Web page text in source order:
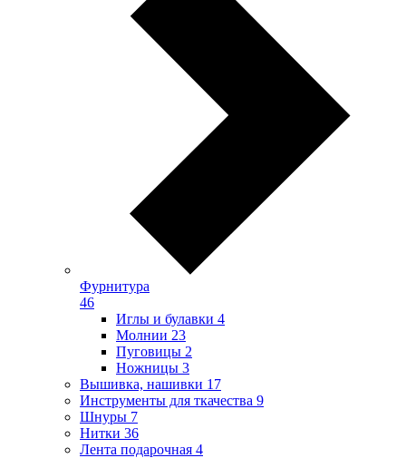
Фурнитура
46
Иглы и булавки 4
Молнии 23
Пуговицы 2
Ножницы 3
Вышивка, нашивки 17
Инструменты для ткачества 9
Шнуры 7
Нитки 36
Лента подарочная 4